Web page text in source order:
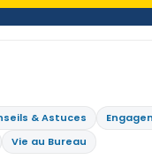
& Astuces
Vie au Bureau